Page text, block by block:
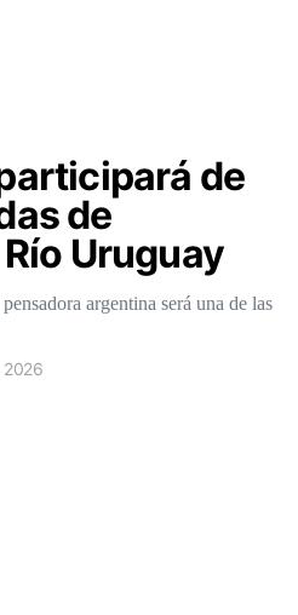
de
de
Uruguay
argentina será una de las